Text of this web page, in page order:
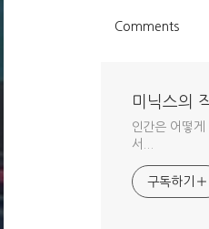
Comments
미닉스의
인간은 어떻
서...
구독하기